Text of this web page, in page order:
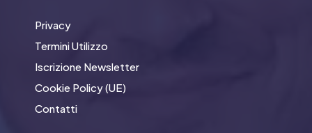
Privacy
Termini Utilizzo
Iscrizione Newsletter
Cookie Policy (UE)
Contatti